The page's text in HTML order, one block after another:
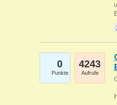
0
Punkte
4243
Aufrufe